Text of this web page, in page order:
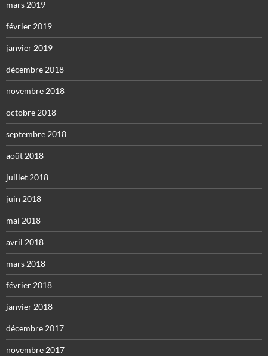
mars 2019
février 2019
janvier 2019
décembre 2018
novembre 2018
octobre 2018
septembre 2018
août 2018
juillet 2018
juin 2018
mai 2018
avril 2018
mars 2018
février 2018
janvier 2018
décembre 2017
novembre 2017